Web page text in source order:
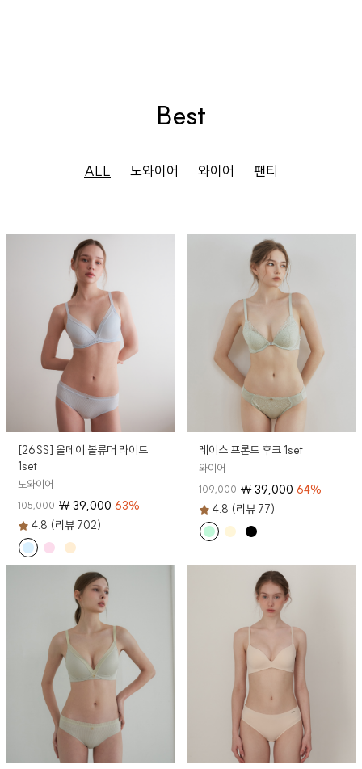
Best
ALL 노와이어 와이어 팬티
[26SS] 올데이 볼류머 라이트
1set
노와이어
105,000 ₩39,000 63%
4.8 (리뷰 702)
레이스 프론트 후크 1set
와이어
109,000 ₩39,000 64%
4.8 (리뷰 77)